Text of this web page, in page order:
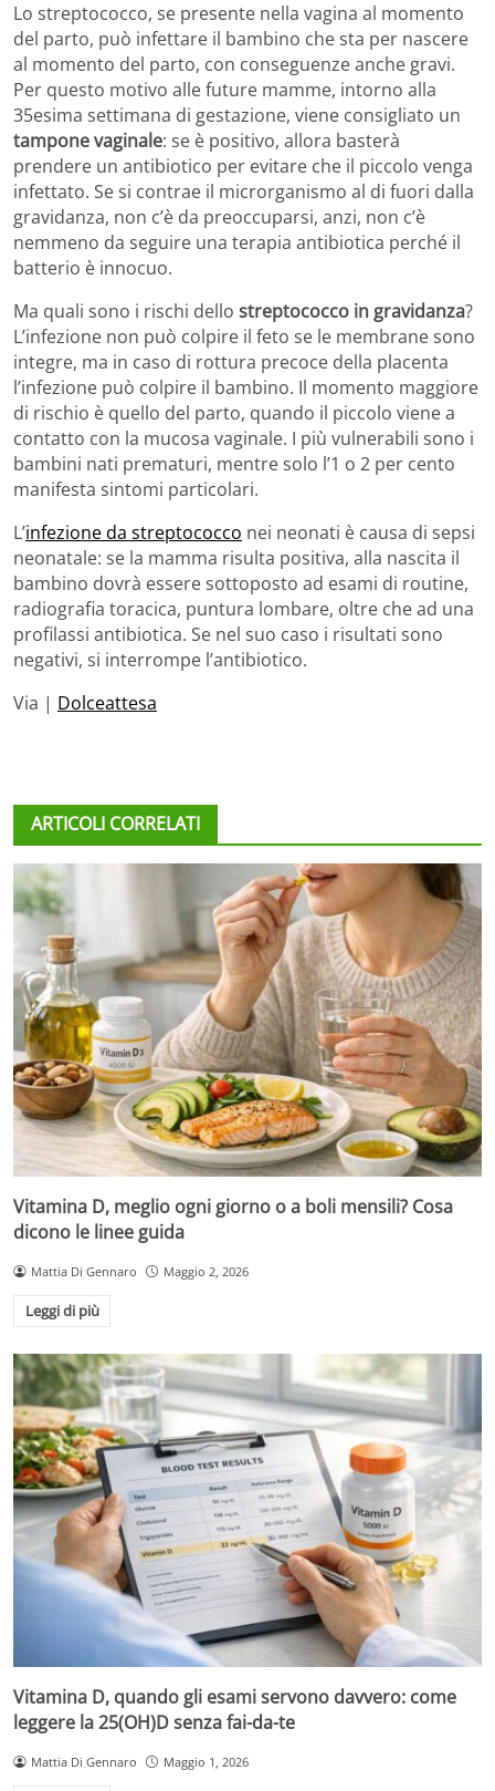
Lo streptococco, se presente nella vagina al momento
del parto, può infettare il bambino che sta per nascere
al momento del parto, con conseguenze anche gravi.
Per questo motivo alle future mamme, intorno alla
35esima settimana di gestazione, viene consigliato un
tampone vaginale: se è positivo, allora basterà
prendere un antibiotico per evitare che il piccolo venga
infettato. Se si contrae il microrganismo al di fuori dalla
gravidanza, non c’è da preoccuparsi, anzi, non c’è
nemmeno da seguire una terapia antibiotica perché il
batterio è innocuo.
Ma quali sono i rischi dello streptococco in gravidanza?
L’infezione non può colpire il feto se le membrane sono
integre, ma in caso di rottura precoce della placenta
l’infezione può colpire il bambino. Il momento maggiore
di rischio è quello del parto, quando il piccolo viene a
contatto con la mucosa vaginale. I più vulnerabili sono i
bambini nati prematuri, mentre solo l’1 o 2 per cento
manifesta sintomi particolari.
L’infezione da streptococco nei neonati è causa di sepsi
neonatale: se la mamma risulta positiva, alla nascita il
bambino dovrà essere sottoposto ad esami di routine,
radiografia toracica, puntura lombare, oltre che ad una
profilassi antibiotica. Se nel suo caso i risultati sono
negativi, si interrompe l’antibiotico.
Via | Dolceattesa
ARTICOLI CORRELATI
Vitamina D, meglio ogni giorno o a boli mensili? Cosa
dicono le linee guida
Mattia Di Gennaro Maggio 2, 2026
Leggi di più
Vitamina D, quando gli esami servono davvero: come
leggere la 25(OH)D senza fai-da-te
Mattia Di Gennaro Maggio 1, 2026